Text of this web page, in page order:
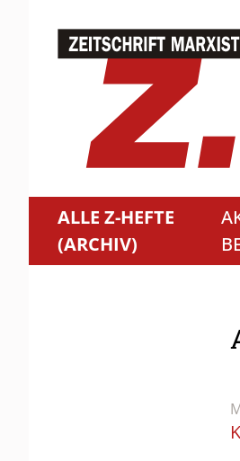
ALLE Z-HEFTE
(ARCHIV)